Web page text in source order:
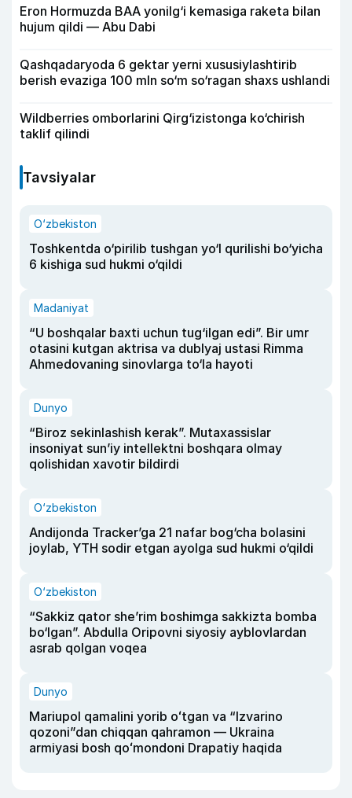
Eron Hormuzda BAA yonilg‘i kemasiga raketa bilan
hujum qildi — Abu Dabi
Qashqadaryoda 6 gektar yerni xususiylashtirib
berish evaziga 100 mln so‘m so‘ragan shaxs ushlandi
Wildberries omborlarini Qirg‘izistonga ko‘chirish
taklif qilindi
Tavsiyalar
O‘zbekiston
Toshkentda o‘pirilib tushgan yo‘l qurilishi bo‘yicha
6 kishiga sud hukmi o‘qildi
Madaniyat
“U boshqalar baxti uchun tug‘ilgan edi”. Bir umr
otasini kutgan aktrisa va dublyaj ustasi Rimma
Ahmedovaning sinovlarga to‘la hayoti
Dunyo
“Biroz sekinlashish kerak”. Mutaxassislar
insoniyat sun’iy intellektni boshqara olmay
qolishidan xavotir bildirdi
O‘zbekiston
Andijonda Tracker’ga 21 nafar bog‘cha bolasini
joylab, YTH sodir etgan ayolga sud hukmi o‘qildi
O‘zbekiston
“Sakkiz qator she’rim boshimga sakkizta bomba
bo‘lgan”. Abdulla Oripovni siyosiy ayblovlardan
asrab qolgan voqea
Dunyo
Mariupol qamalini yorib oʻtgan va “Izvarino
qozoni”dan chiqqan qahramon — Ukraina
armiyasi bosh qoʻmondoni Drapatiy haqida